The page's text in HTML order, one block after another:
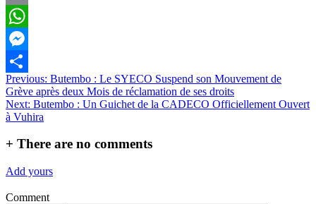
Email
WhatsApp
Messenger
Partager
Navigation
de
l’article
Previous: Butembo : Le SYECO Suspend son Mouvement de
Grève après deux Mois de réclamation de ses droits
Next: Butembo : Un Guichet de la CADECO Officiellement Ouvert
à Vuhira
+ There are no comments
Add yours
Comment